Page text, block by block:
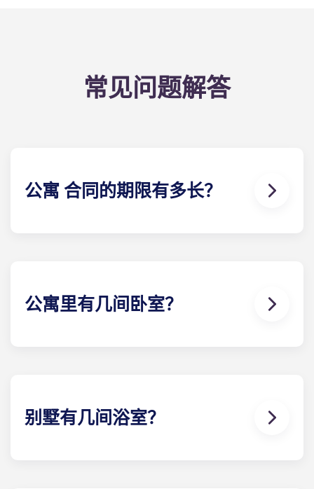
常见问题解答
公寓 合同的期限有多长？
公寓里有几间卧室？
别墅有几间浴室？